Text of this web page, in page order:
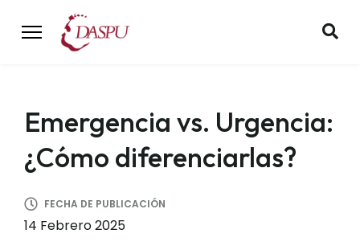
Emergencia vs. Urgencia:
¿Cómo diferenciarlas?
FECHA DE PUBLICACIÓN
14 Febrero 2025